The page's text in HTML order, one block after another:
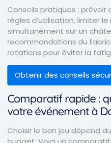
Conseils pratiques :
règles d’utilisation, limiter
simultanément sur un
recommandations du
rotations pour éviter la
Obtenir des conseils
Comparatif rapide :
votre événement à
Choisir le bon jeu dépend